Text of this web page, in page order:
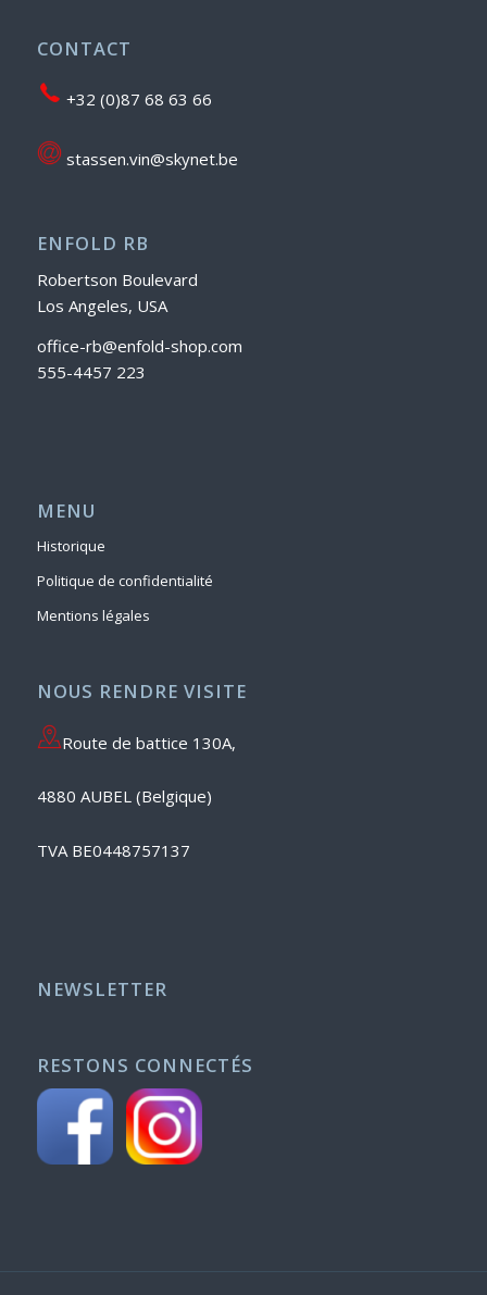
CONTACT
+32 (0)87 68 63 66
stassen.vin@skynet.be
ENFOLD RB
Robertson Boulevard
Los Angeles, USA
office-rb@enfold-shop.com
555-4457 223
MENU
Historique
Politique de confidentialité
Mentions légales
NOUS RENDRE VISITE
Route de battice 130A,
4880 AUBEL (Belgique)
TVA BE0448757137
NEWSLETTER
RESTONS CONNECTÉS